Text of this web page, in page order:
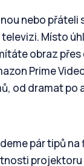
nebo přáteli
Místo
obraz přes
Prime
od dramat po
pár tipů na
projektoru